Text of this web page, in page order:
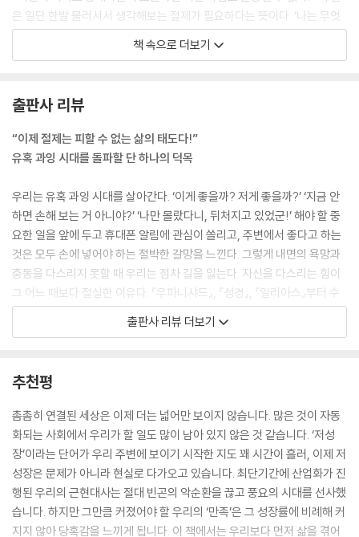
은 일단 한발 물러서서 생각해보는 절제가 필요하다는 뜻이다. ‘나는 무엇
을 하는가? 내가 우선시해야 할 것은 무엇인가? 내 일에, 내 가족에게, 이
세상에서 내가 해야 할 가장 중요한 역할은 무엇인가?’ 그다음으로는 그 밖
마르쿠스 아우렐리우스가 자신에 대한 진지한 성찰을 기록한 『명상록』을
보면 세상에서 가장 큰 권력을 지녔던 그조차도 새벽에 본능적이고 필사적
득했음을 알 수 있다. 아우렐리우스는 일어나기 싫어하는 자신에게 이렇게
묻는다. “내가 이런 것을 위해 창조된 것인가? 담요 밑에서 몸을 웅크리고
따뜻함 속에 머무르기 위해서?”
---「1장-육체, 새벽은 오직 당신만의 시간이다」중에서
앞에서도 말했듯이 자아에는 더 높은 자아와 더 낮은 자아가 있다. 이 두 자
아는 각각 심리학자들이 ‘빠른 사고’와 ‘느린 사고’라고 부르는 두 종류의
정신적 과정에 대응한다. 빠른 사고는 대개 낮은 자아다. 육감적 본능은 낮
은 자아다. 반면 느린 사고는 높은 자아로, 합리적이고 철학적이며 원칙에
존재에 관해 제대로 생각하는 것이다.
이것이 최선을 다하는 일의 멋진 점이다. 성공한다고 해도 그것으로 우쭐
하지 않는 것은 그보다 더 많은 것을 해낼 수도 있음을 스스로 알기 때문이
다. 실패해도 파멸하지 않는 것은 자기가 할 수 있는 만큼 최대한 다 했다는
확신이 있기 때문이다. 최선을 다할 것인지 그러지 않을 것인지는 언제나
자신이 통제할 수 있다. 그 누구도 우리가 최선을 다하는 것을 막지는 못한
책 속으로 더보기
출판사 리뷰
“이제 절제는 피할 수 없는 삶의 태도다!”
유혹 과잉 시대를 돌파할 단 하나의 덕목
우리는 유혹 과잉 시대를 살아간다. ‘이게 좋을까? 저게 좋을까?’ ‘지금 안
하면 손해 보는 거 아니야?’ ‘나만 몰랐다니, 뒤처지고 있었군!’ 해야 할 중
요한 일을 앞에 두고 휴대폰 알림에 관심이 쏠리고, 주변에서 좋다고 하는
것은 모두 손에 넣어야 하는 절박한 갈망을 느낀다. 그렇게 내면의 욕망과
충동을 다스리지 못할 때 우리는 점차 길을 잃는다. 자신을 다스리는 힘이
그 어느 때보다 절실한 이유다. 『우파니샤드』, 『성경』, 『일리아스』부터 수
천 년 동안 공통적으로 이어진 지혜는 바로 자신을 절제할 때 삶이 선사하
는 진정한 행복을 얻을 수 있다는 가르침이다. 스토아 철학을 현대적으로
고대 그리스 철학자들부터 세상을 바꾼 위대한 인물들은 절제를 실천해 권
력을 얻었고, 하고자 하는 일에서 성공했으며, 궁극적으로 행복한 삶을 살
았다. 세상에서 가장 큰 권력을 가졌던 마르쿠스 아우렐리우스는 끊임없이
자신을 설득하며 다시는 돌아오지 않는 지금 이 순간을 살아가고자 했으
며, 네로 황제의 철학 스승이었던 세네카는 굶주리고 고된 삶에 자신을 내
던져 권력이 선사하는 안락함을 경계했다. 뿐만 아니라 나태함을 경계해
자신의 한계를 뛰어넘었던 전설적인 프로 야구선수 루 게릭, 나치가 나라
출판사 리뷰 더보기
추천평
촘촘히 연결된 세상은 이제 더는 넓어만 보이지 않습니다. 많은 것이 자동
화되는 사회에서 우리가 할 일도 많이 남아 있지 않은 것 같습니다. ‘저성
장’이라는 단어가 우리 주변에 보이기 시작한 지도 꽤 시간이 흘러, 이제 저
성장은 문제가 아니라 현실로 다가오고 있습니다. 최단기간에 산업화가 진
행된 우리의 근현대사는 절대 빈곤의 악순환을 끊고 풍요의 시대를 선사했
습니다. 하지만 그만큼 커졌어야 할 우리의 ‘만족’은 그 성장률에 비례해 커
지지 않아 당혹감을 느끼게 됩니다. 이 책에서는 우리보다 먼저 삶을 겪어